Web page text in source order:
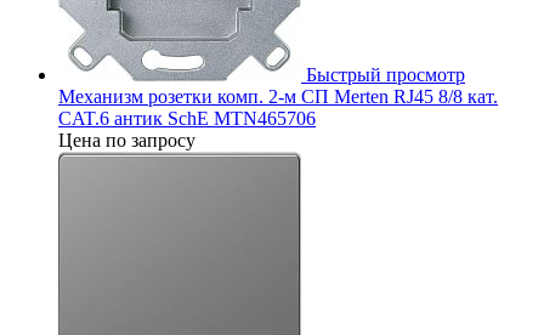
Быстрый просмотр
Механизм розетки комп. 2-м СП Merten RJ45 8/8 кат.
CAT.6 антик SchE MTN465706
Цена по запросу